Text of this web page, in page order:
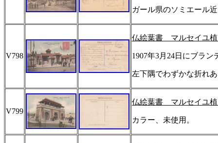
ガール県のソミエール
V798
仏絵葉書 マルセイユ
1907年3月 24日にブラン
左下隅でわずかな折れ
V799
仏絵葉書 マルセイユ
カラー、未使用。